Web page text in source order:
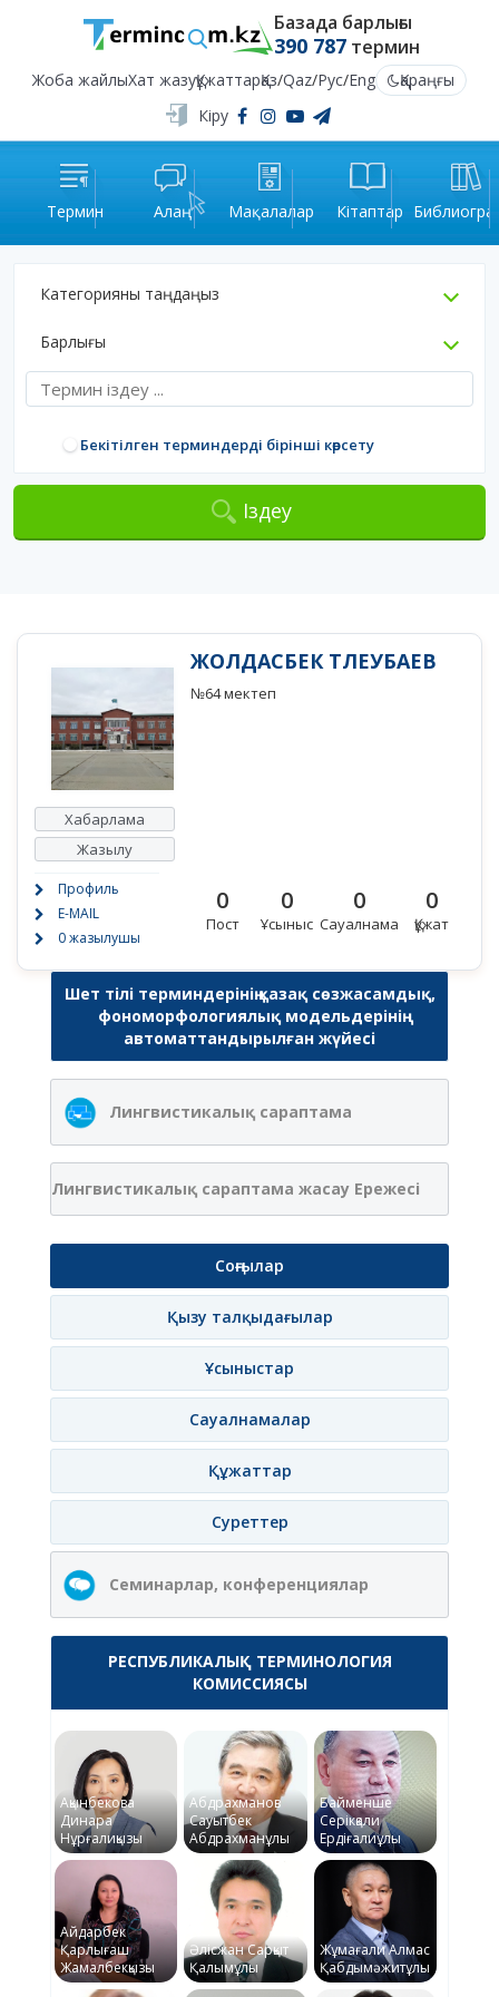
Базада барлығы
390 787термин
Жоба жайлыХат жазуҚұжаттарҚаз/Qaz/Рус/Eng
Қараңғы
Кіру
Термин Алаң Мақалалар Кітаптар
Категорияны таңдаңыз
Барлығы
Бекітілген терминдерді бірінші көрсету
Іздеу
Хабарлама
Жазылу
Профиль
E-MAIL
0 жазылушы
ЖОЛДАСБЕК ТЛЕУБАЕВ
№64 мектеп
0
Пост
0
Ұсыныс
0
Сауалнама
0
Құжат
Шет тілі терминдерінің қазақ сөзжасамдық,
фономорфологиялық модельдерінің
автоматтандырылған жүйесі
Лингвистикалық сараптама
Лингвистикалық сараптама жасау Ережесі
Соңғылар
Қызу талқыдағылар
Ұсыныстар
Сауалнамалар
Құжаттар
Суреттер
Семинарлар, конференциялар
РЕСПУБЛИКАЛЫҚ ТЕРМИНОЛОГИЯ
КОМИССИЯСЫ
Ақынбекова
Динара
Нұрғалиқызы
Абдрахманов
Сауытбек
Абдрахманұлы
Байменше
Серікқали
Ердіғалиұлы
Айдарбек
Қарлығаш
Жамалбекқызы
Әлісжан Сарқыт
Қалымұлы
Жұмағали Алмас
Қабдымәжитұлы